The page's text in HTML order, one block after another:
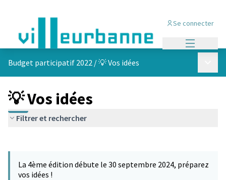
Se connecter
Budget participatif 2022 /💡 Vos idées
💡 Vos idées
Filtrer et rechercher
−
La 4ème édition débute le 30 septembre 2024, préparez
vos idées !